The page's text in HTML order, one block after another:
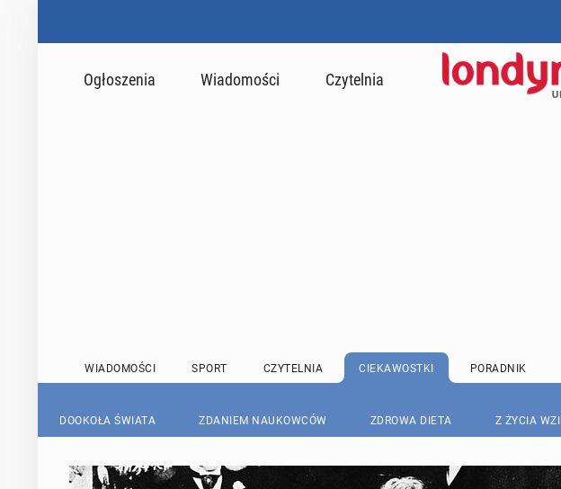
Ogłoszenia Wiadomości Czytelnia
WIADOMOŚCI SPORT CZYTELNIA CIEKAWOSTKI PORADNIK
DOOKOŁA ŚWIATA ZDANIEM NAUKOWCÓW ZDROWA DIETA Z ŻYCIA